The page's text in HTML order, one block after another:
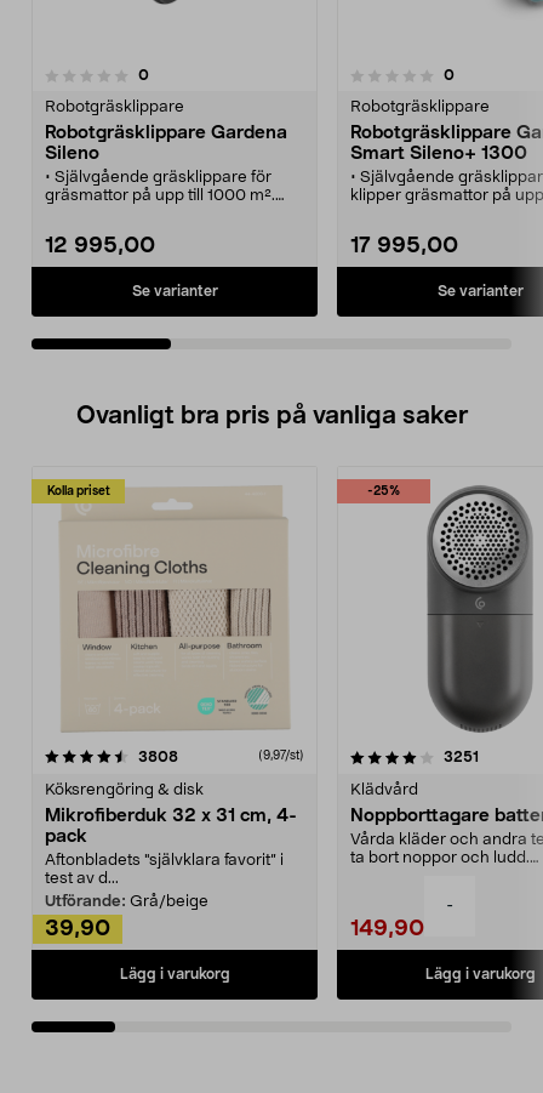
-
0recensioner
Robotgräsklippare
Robotgräsklippare Gardena
Sileno
• Självgående gräsklippare för
gräsmattor på upp till 1000 m².
• Enkel att installera, använda och
underhålla.
• Effektiv och lätt - klipper jämnt
• Säker - knivarna stannar
12 995,00
Se varianter
0.0 av 5 stjärnor 0recensioner
Robotgräsklippare
Robotgräsklippare
Smart Sileno+ 1300
• Självgående
klipper gräsmattor på
för din robotgräsklippare
mobil.
• Med inbyggt WiFi och
17 995,00
Se varianter
0.0 av 5 stjärnor
Ovanligt bra pris på vanliga saker
Kolla priset
3808recensioner (9,97/st)
Köksrengöring & disk
Mikrofiberduk 32 x 31 cm, 4-
pack
Aftonbladets "självklara favorit” i
test av d...
Utförande: Grå/beige
39,90
Lägg i varukorg
-25%
4.0av 5 stjärnor 3251
Klädvård
Noppborttagare
Vårda kläder och andra
ta bort noppor och ludd.
149,90
Lägg i varukorg
4.5av 5 stjärnor